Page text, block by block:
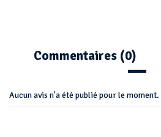
Commentaires (0)
Aucun avis n'a été publié pour le moment.